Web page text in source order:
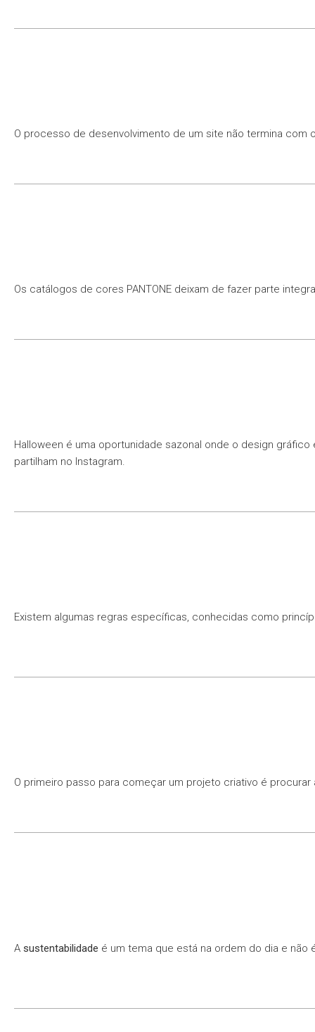
O processo de desenvolvimento de um site não termina
Os catálogos de cores PANTONE deixam de fazer parte
Halloween é uma oportunidade sazonal onde o design
partilham no Instagram.
Existem algumas regras específicas, conhecidas como
O primeiro passo para começar um projeto criativo é
A sustentabilidade é um tema que está na ordem do dia e não